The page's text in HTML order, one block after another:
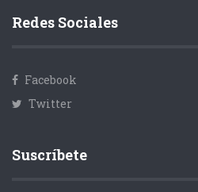
Redes Sociales
Facebook
Twitter
Suscríbete